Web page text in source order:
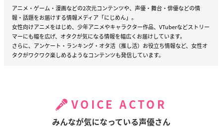
アニメ・ゲーム・漫画などの2次元コンテンツや、声優・舞台・俳優などの情
報・話題をお届けする情報メディア「にじめん」。
女性向けアニメをはじめ、少年アニメやキャラクター作品、VTuberなどストリー
マーにも幅を広げ、オタクが気になる情報を幅広くお届けしています。
さらに、アンケート・ランキング・オタ活（推し活）お役立ち情報など、女性オ
タクがワクワク楽しめるようなコンテンツも発信しています。
VOICE ACTOR
みんなが気になっている声優さん